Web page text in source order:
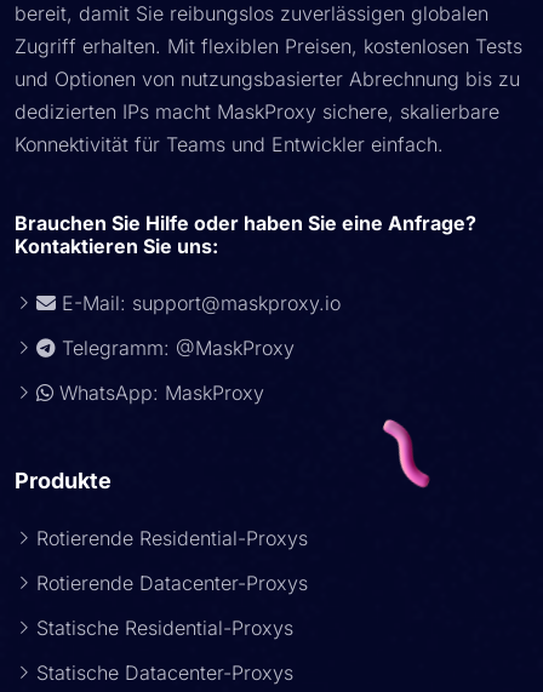
bereit, damit Sie reibungslos zuverlässigen globalen
Zugriff erhalten. Mit flexiblen Preisen, kostenlosen Tests
und Optionen von nutzungsbasierter Abrechnung bis zu
dedizierten IPs macht MaskProxy sichere, skalierbare
Konnektivität für Teams und Entwickler einfach.
Brauchen Sie Hilfe oder haben Sie eine Anfrage?
Kontaktieren Sie uns:
E-Mail: support@maskproxy.io
Telegramm: @MaskProxy
WhatsApp: MaskProxy
Produkte
Rotierende Residential-Proxys
Rotierende Datacenter-Proxys
Statische Residential-Proxys
Statische Datacenter-Proxys